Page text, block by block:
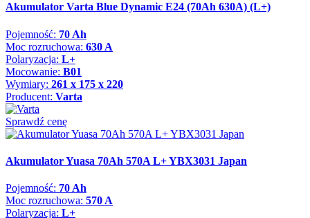
Akumulator Varta Blue Dynamic E24 (70Ah 630A) (L+)
Pojemność: 70 Ah
Moc rozruchowa: 630 A
Polaryzacja: L+
Mocowanie: B01
Wymiary: 261 x 175 x 220
Producent: Varta
Sprawdź cenę
Akumulator Yuasa 70Ah 570A L+ YBX3031 Japan
Pojemność: 70 Ah
Moc rozruchowa: 570 A
Polaryzacja: L+